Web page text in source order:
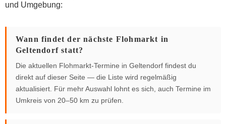
und Umgebung:
Wann findet der nächste Flohmarkt in
Geltendorf statt?
Die aktuellen Flohmarkt-Termine in Geltendorf findest du
direkt auf dieser Seite — die Liste wird regelmäßig
aktualisiert. Für mehr Auswahl lohnt es sich, auch Termine im
Umkreis von 20–50 km zu prüfen.